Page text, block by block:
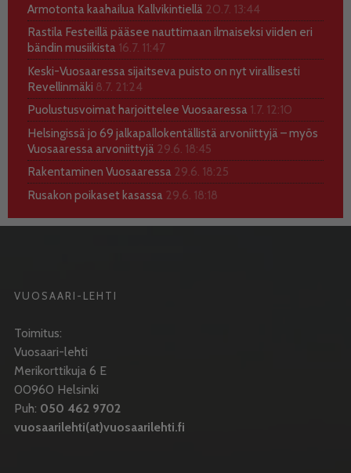
Armotonta kaahailua Kallvikintiellä 20.7. 13:44
Rastila Festeillä pääsee nauttimaan ilmaiseksi viiden eri
bändin musiikista 16.7. 11:47
Keski-Vuosaaressa sijaitseva puisto on nyt virallisesti
Revellinmäki 8.7. 21:24
Puolustusvoimat harjoittelee Vuosaaressa 1.7. 12:10
Helsingissä jo 69 jalkapallokentällistä arvoniittyjä – myös
Vuosaaressa arvoniittyjä 29.6. 18:45
Rakentaminen Vuosaaressa 29.6. 18:25
Rusakon poikaset kasassa 29.6. 18:18
VUOSAARI-LEHTI
Toimitus:
Vuosaari-lehti
Merikorttikuja 6 E
00960 Helsinki
Puh: 050 462 9702
vuosaarilehti(at)vuosaarilehti.fi